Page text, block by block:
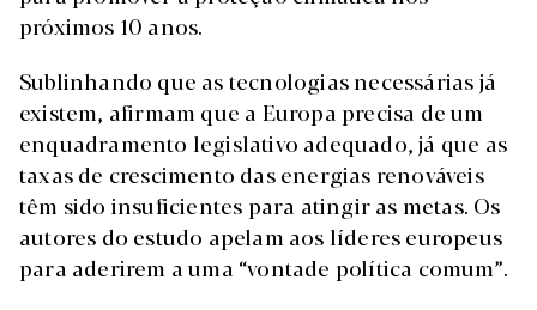
próximos 10 anos.
Sublinhando que as tecnologias necessárias já
existem, afirmam que a Europa precisa de um
enquadramento legislativo adequado, já que as
taxas de crescimento das energias renováveis
têm sido insuficientes para atingir as metas. Os
autores do estudo apelam aos líderes europeus
para aderirem a uma “vontade política comum”.